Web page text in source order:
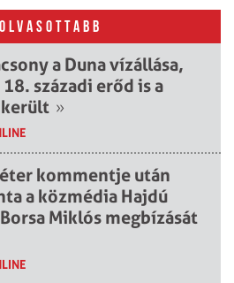
a Duna vízállása,
századi erőd is a
»
kommentje után
a közmédia Hajdú
Miklós megbízását